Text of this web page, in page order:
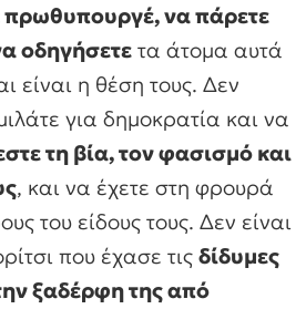
πρωθυπουργέ, να πάρετε
οδηγήσετε τα άτομα αυτά
είναι η θέση τους. Δεν
για δημοκρατία και να
τη βία, τον φασισμό και
, και να έχετε στη φρουρά
του είδους τους. Δεν είναι
που έχασε τις δίδυμες
ξαδέρφη της από